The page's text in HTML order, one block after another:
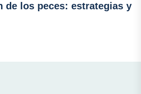
de los peces: estrategias y